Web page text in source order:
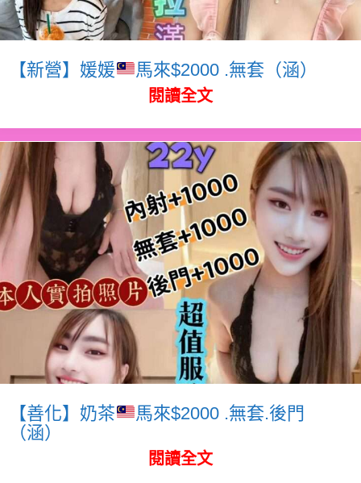
【新營】媛媛 馬來$2000 .無套（涵）
閱讀全文
【善化】奶茶
馬來$2000 .無套.後門
（涵）
閱讀全文